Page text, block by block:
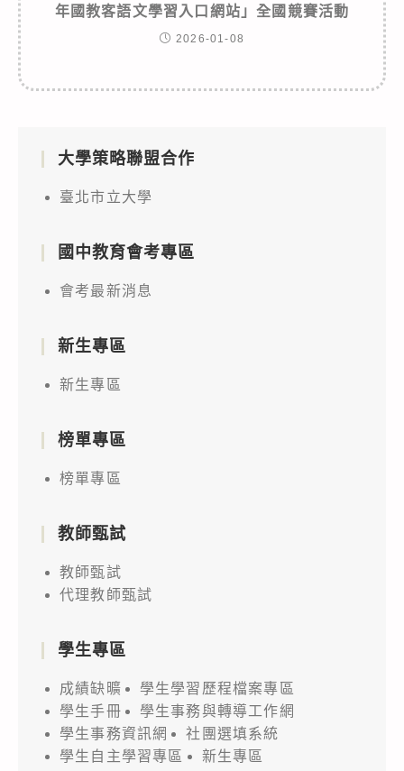
年國教客語文學習入口網站」全國競賽活動
2026-01-08
大學策略聯盟合作
臺北市立大學
國中教育會考專區
會考最新消息
新生專區
新生專區
榜單專區
榜單專區
教師甄試
教師甄試
代理教師甄試
學生專區
成績缺曠
學生學習歷程檔案專區
學生手冊
學生事務與轉導工作網
學生事務資訊網
社團選填系統
學生自主學習專區
新生專區